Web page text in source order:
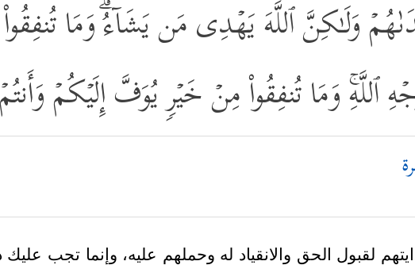
وَلَـٰكِنَّ ٱللَّهَ یَهۡدِی مَن یَشَاۤءُۗ وَمَا
ٱللَّهِۚ وَمَا تُنفِقُواْ مِنۡ خَیۡرࣲ یُوَفَّ إِلَیۡكُمۡ
لقبول الحق والانقياد له وحملهم عليه، وإنما تجب عليك